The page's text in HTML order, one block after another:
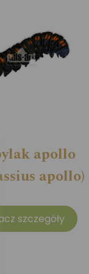
apollo
apollo)
szczegóły